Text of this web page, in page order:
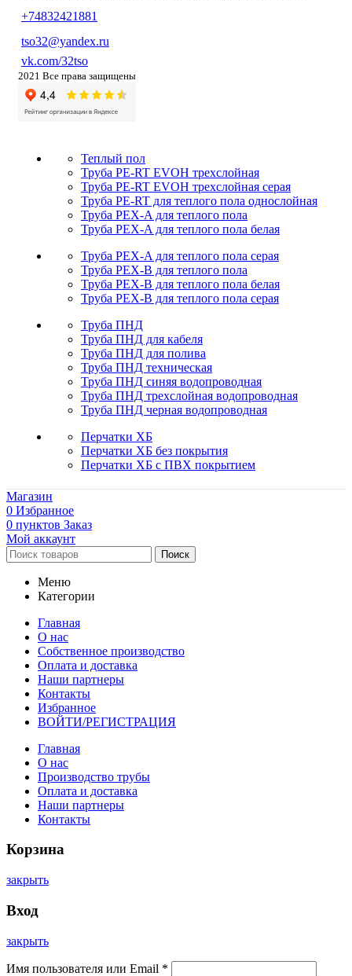
+74832421881
tso32@yandex.ru
vk.com/32tso
2021 Все права защищены
Теплый пол
Труба PE-RT EVOH трехслойная
Труба PE-RT EVOH трехслойная серая
Труба PE-RT для теплого пола однослойная
Труба PEX-A для теплого пола
Труба PEX-A для теплого пола белая
Труба PEX-A для теплого пола серая
Труба PEX-B для теплого пола
Труба PEX-B для теплого пола белая
Труба PEX-B для теплого пола серая
Труба ПНД
Труба ПНД для кабеля
Труба ПНД для полива
Труба ПНД техническая
Труба ПНД синяя водопроводная
Труба ПНД трехслойная водопроводная
Труба ПНД черная водопроводная
Перчатки ХБ
Перчатки ХБ без покрытия
Перчатки ХБ с ПВХ покрытием
Магазин
0 Избранное
0 пунктов Заказ
Мой аккаунт
Поиск
Меню
Категории
Главная
О нас
Собственное производство
Оплата и доставка
Наши партнеры
Контакты
Избранное
ВОЙТИ/РЕГИСТРАЦИЯ
Главная
О нас
Производство трубы
Оплата и доставка
Наши партнеры
Контакты
Корзина
закрыть
Вход
закрыть
Имя пользователя или Email *